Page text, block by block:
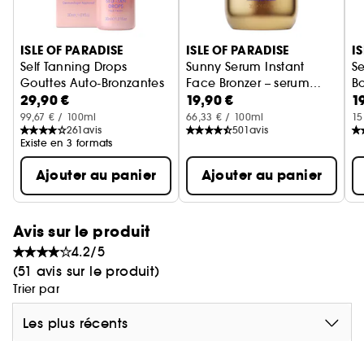
de la texture
transépidermique
HUILE DE JOJOBA : anti-inflammatoire qui réduit
les rougeurs et apaise la peau
Ignorer le carrousel produits
ISLE OF PARADISE
Self Tanning Drops
Gouttes Auto-Bronzantes
29,90 €
99,67 € / 100ml
261avis
Existe en 3 formats
Ajouter au panier
ISLE OF PARADISE
Sunny Serum Instant
Face Bronzer – serum
bronzant pour le visage
19,90 €
66,33 € / 100ml
501avis
Ajouter au panier
Avis sur le produit
4.2/5
(51 avis sur le produit)
Trier par
Les plus récents